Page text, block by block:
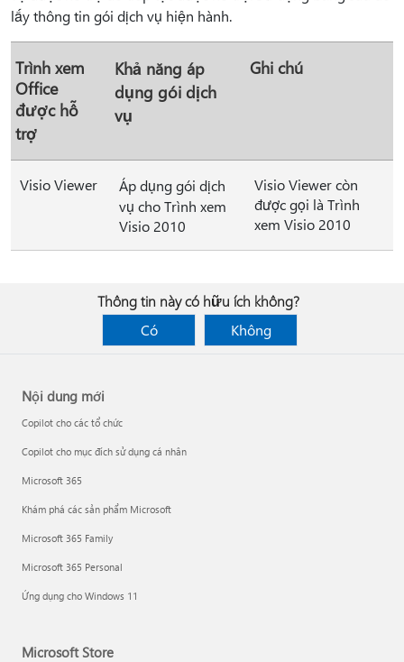
lấy thông tin gói dịch vụ hiện hành.
Trình xem
Office
được hỗ
trợ
Khả năng áp
dụng gói dịch
vụ
Ghi chú
Visio Viewer
Áp dụng gói dịch
vụ cho Trình xem
Visio 2010
Visio Viewer còn
được gọi là Trình
xem Visio 2010
Thông tin này có hữu ích không?
Có
Không
Nội dung mới
Copilot cho các tổ chức
Copilot cho mục đích sử dụng cá nhân
Microsoft 365
Khám phá các sản phẩm Microsoft
Microsoft 365 Family
Microsoft 365 Personal
Ứng dụng cho Windows 11
Microsoft Store